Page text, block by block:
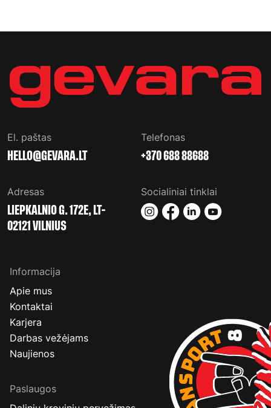
El. paštas Telefonas
+370 688 88688
Adresas
LIEPKALNIO G. 172E, LT-
02121 VILNIUS
Socialiniai tinklai
Informacija
Apie mus
Kontaktai
Karjera
Darbas vežėjams
Naujienos
Paslaugos